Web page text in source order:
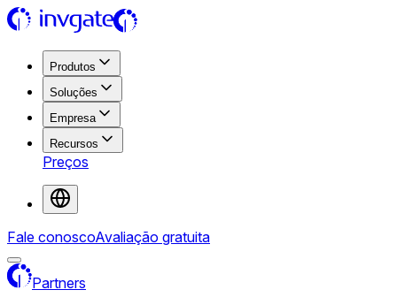
Produtos
Soluções
Empresa
Recursos
Preços
Fale conoscoAvaliação gratuita
Partners